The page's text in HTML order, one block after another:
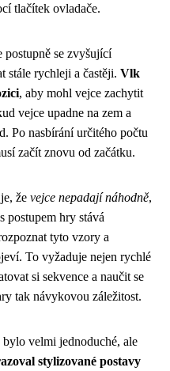
tlačítek ovladače.
postupně se zvyšující
stále rychleji a častěji. Vlk
, aby mohl vejce zachytit
vejce upadne na zem a
Po nasbírání určitého počtu
začít znovu od začátku.
že vejce nepadají náhodně,
postupem hry stává
tyto vzory a
To vyžaduje nejen rychlé
si sekvence a naučit se
tak návykovou záležitost.
velmi jednoduché, ale
stylizované postavy